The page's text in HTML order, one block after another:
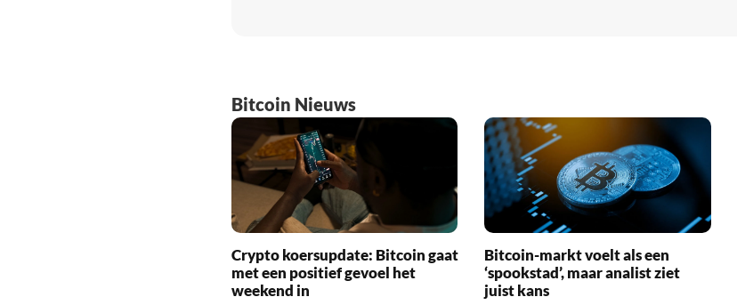
Bitcoin Nieuws
Crypto koersupdate: Bitcoin gaat
met een positief gevoel het
weekend in
Bitcoin-markt voelt als een
‘spookstad’, maar analist ziet
juist kans